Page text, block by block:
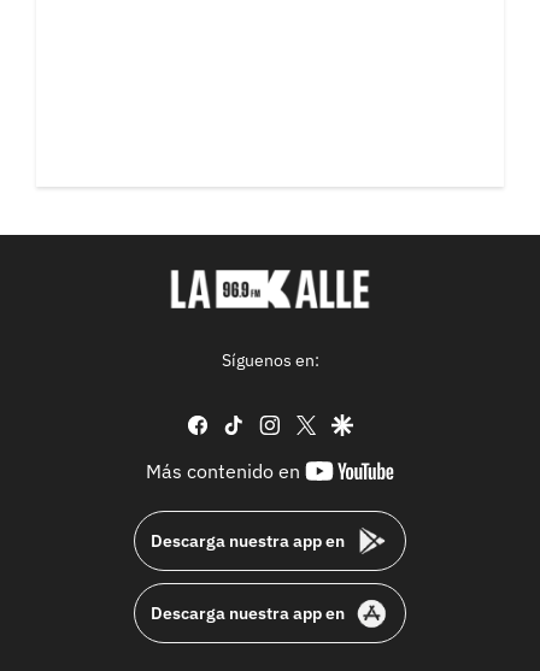
Síguenos en:
facebook
tiktok instagram
twittergoogle
Más contenido en
youtube-
Descarga nuestra app en
Descarga nuestra app en